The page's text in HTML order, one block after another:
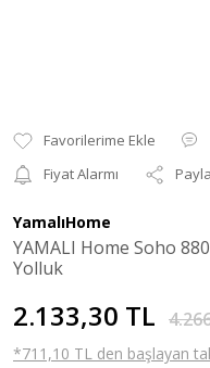
Fiyat Alarmı
YamalıHome
YAMALI Home Soho
Yolluk
2.133,30 TL
*711,10 TL den başlayan